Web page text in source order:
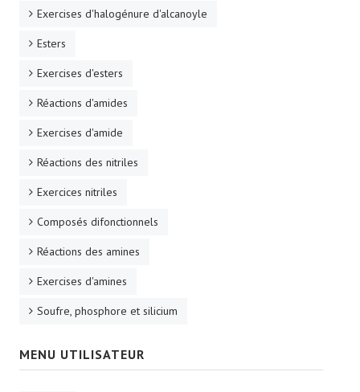
Exercises d'halogénure d'alcanoyle
Esters
Exercises d'esters
Réactions d'amides
Exercises d'amide
Réactions des nitriles
Exercices nitriles
Composés difonctionnels
Réactions des amines
Exercises d'amines
Soufre, phosphore et silicium
MENU UTILISATEUR